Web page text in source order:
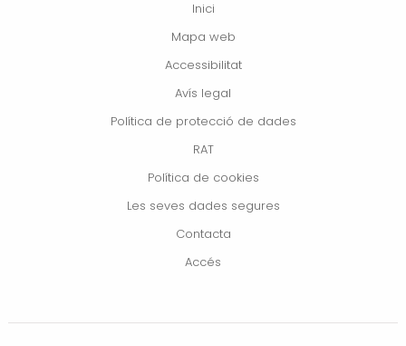
Inici
Mapa web
Accessibilitat
Avís legal
Política de protecció de dades
RAT
Política de cookies
Les seves dades segures
Contacta
Accés